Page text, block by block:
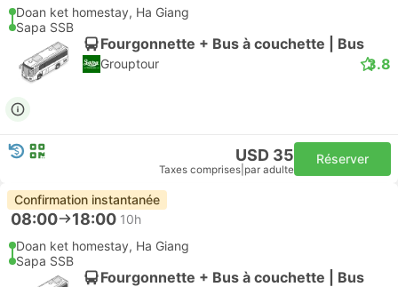
Doan ket homestay, Ha Giang
Sapa SSB
Fourgonnette + Bus à couchette | Bus
Grouptour 3.8
USD 35
Taxes comprises par adulte
Réserver
Confirmation instantanée
08:00 18:00 10h
Doan ket homestay, Ha Giang
Sapa SSB
Fourgonnette + Bus à couchette | Bus